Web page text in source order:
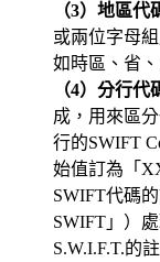
（3）地區代
或兩位字母
如時區、省
（4）分行代
成，用來區
行的SWIFT
始值訂為「
SWIFT代碼
SWIFT」）
S.W.I.F.T.的